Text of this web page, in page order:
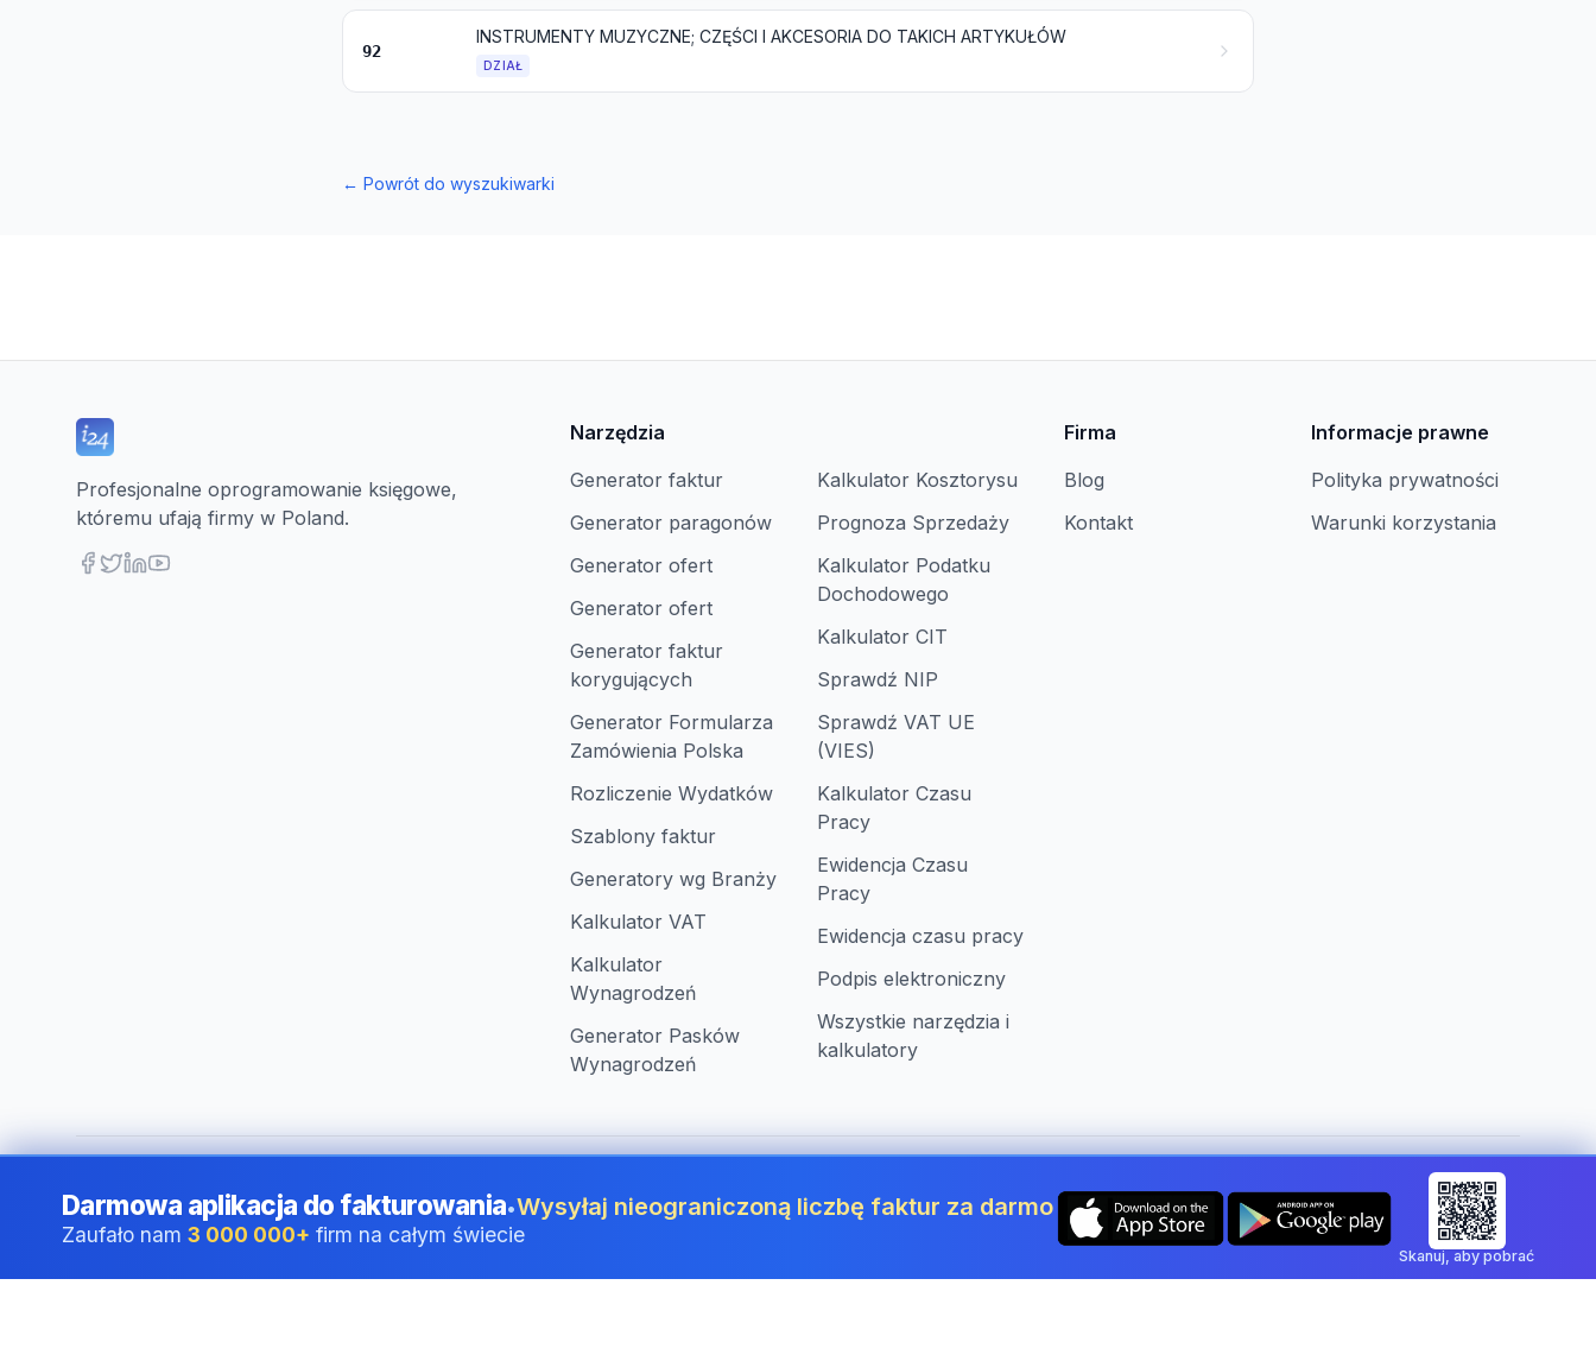
92
INSTRUMENTY MUZYCZNE; CZĘŚCI I AKCESORIA DO TAKICH ARTYKUŁÓW
DZIAŁ
← Powrót do wyszukiwarki
Profesjonalne oprogramowanie księgowe,
któremu ufają firmy w Poland.
Narzędzia
Generator faktur
Generator paragonów
Generator ofert
Generator ofert
Generator faktur
korygujących
Generator Formularza
Zamówienia Polska
Rozliczenie Wydatków
Szablony faktur
Generatory wg Branży
Kalkulator VAT
Kalkulator
Wynagrodzeń
Generator Pasków
Wynagrodzeń
Kalkulator Kosztorysu
Prognoza Sprzedaży
Kalkulator Podatku
Dochodowego
Kalkulator CIT
Sprawdź NIP
Sprawdź VAT UE
(VIES)
Kalkulator Czasu
Pracy
Ewidencja Czasu
Pracy
Ewidencja czasu pracy
Podpis elektroniczny
Wszystkie narzędzia i
kalkulatory
Firma
Blog
Kontakt
Informacje prawne
Polityka prywatności
Warunki korzystania
©2026i24 Limited. All rights reserved.•Dla firm w Poland Zmień kraj: Poland
Darmowa aplikacja do fakturowania•Wysyłaj nieograniczoną liczbę faktur za darmo
Zaufało nam 3 000 000+ firm na całym świecie
Skanuj, aby pobrać